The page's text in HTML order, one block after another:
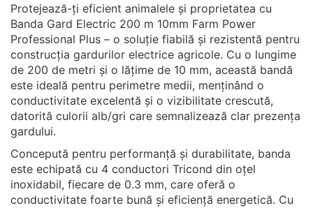
Protejează-ți eficient animalele și proprietatea cu
Banda Gard Electric 200 m 10mm Farm Power
Professional Plus – o soluție fiabilă și rezistentă pentru
construcția gardurilor electrice agricole. Cu o lungime
de 200 de metri și o lățime de 10 mm, această bandă
este ideală pentru perimetre medii, menținând o
conductivitate excelentă și o vizibilitate crescută,
datorită culorii alb/gri care semnalizează clar prezența
gardului.
Concepută pentru performanță și durabilitate, banda
este echipată cu 4 conductori Tricond din oțel
inoxidabil, fiecare de 0.3 mm, care oferă o
conductivitate foarte bună și eficiență energetică. Cu